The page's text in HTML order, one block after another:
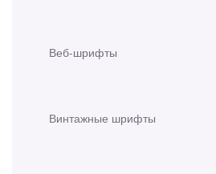
Веб-шрифты
Винтажные шрифты